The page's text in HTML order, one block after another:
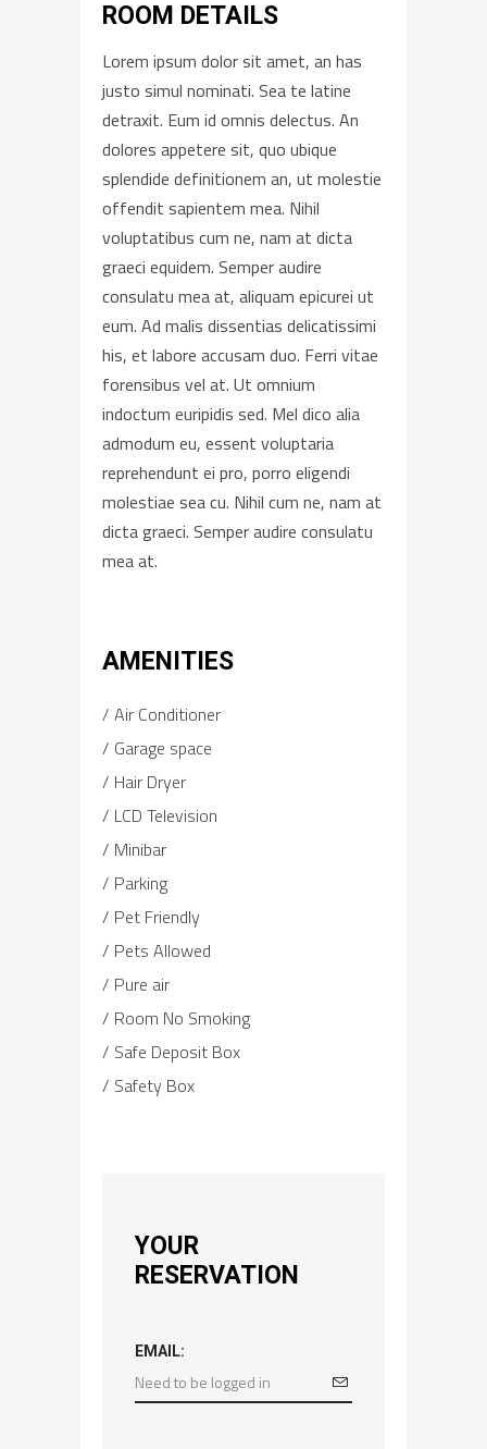
ROOM DETAILS
Lorem ipsum dolor sit amet, an has
justo simul nominati. Sea te latine
detraxit. Eum id omnis delectus. An
dolores appetere sit, quo ubique
splendide definitionem an, ut molestie
offendit sapientem mea. Nihil
voluptatibus cum ne, nam at dicta
graeci equidem. Semper audire
consulatu mea at, aliquam epicurei ut
eum. Ad malis dissentias delicatissimi
his, et labore accusam duo. Ferri vitae
forensibus vel at. Ut omnium
indoctum euripidis sed. Mel dico alia
admodum eu, essent voluptaria
reprehendunt ei pro, porro eligendi
molestiae sea cu. Nihil cum ne, nam at
dicta graeci. Semper audire consulatu
mea at.
AMENITIES
Air Conditioner
Garage space
Hair Dryer
LCD Television
Minibar
Parking
Pet Friendly
Pets Allowed
Pure air
Room No Smoking
Safe Deposit Box
Safety Box
YOUR
RESERVATION
EMAIL: